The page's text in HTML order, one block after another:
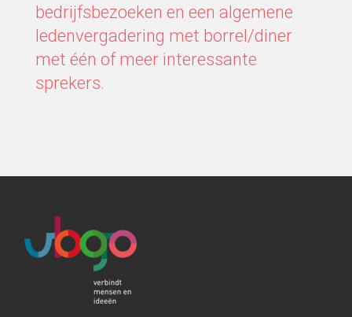
bedrijfsbezoeken en een algemene
ledenvergadering met borrel/diner
met één of meer interessante
sprekers.